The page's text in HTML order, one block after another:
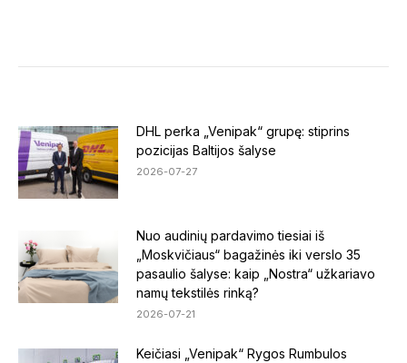
DHL perka „Venipak“ grupę: stiprins
pozicijas Baltijos šalyse
2026-07-27
Nuo audinių pardavimo tiesiai iš
„Moskvičiaus“ bagažinės iki verslo 35
pasaulio šalyse: kaip „Nostra“ užkariavo
namų tekstilės rinką?
2026-07-21
Keičiasi „Venipak“ Rygos Rumbulos